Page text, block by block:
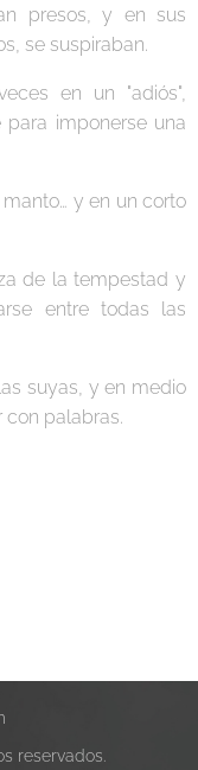
presos, y en sus
se suspiraban.
en un "adiós",
imponerse una
y en un corto
de la tempestad y
entre todas las
suyas, y en medio
con palabras.
reservados.